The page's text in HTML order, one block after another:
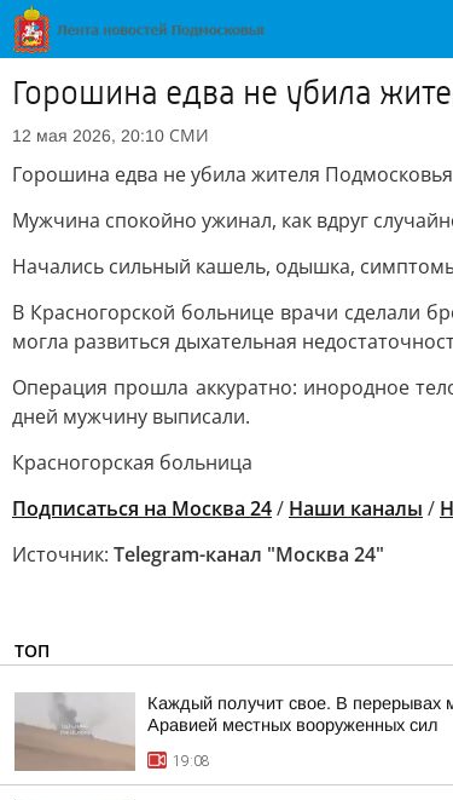
Горошина едва не убила
12 мая 2026, 20:10 СМИ
Горошина едва не убила жителя Подмосковья
Мужчина спокойно ужинал, как вдруг
Начались сильный кашель, одышка,
В Красногорской больнице врачи сделали
могла развиться дыхательная
Операция прошла аккуратно: инородное
дней мужчину выписали.
Красногорская больница
Подписаться на Москва 24/ Наши каналы /
Источник: Telegram-канал "Москва 24"
ТОП
Каждый получит свое. В перерывах
Аравией местных вооруженных сил
19:08